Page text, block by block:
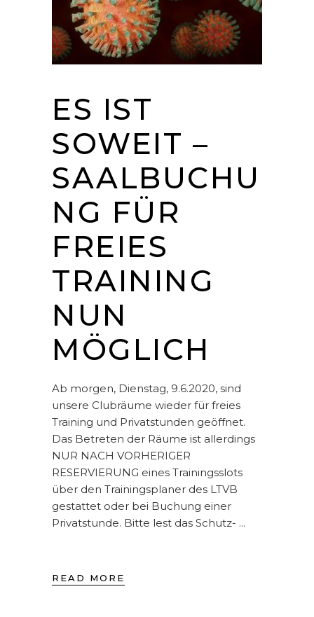
ES IST
SOWEIT –
SAALBUCHU
NG FÜR
FREIES
TRAINING
NUN
MÖGLICH
Ab morgen, Dienstag, 9.6.2020, sind
unsere Clubräume wieder für freies
Training und Privatstunden geöffnet.
Das Betreten der Räume ist allerdings
NUR NACH VORHERIGER
RESERVIERUNG eines Trainingsslots
über den Trainingsplaner des LTVB
gestattet oder bei Buchung einer
Privatstunde. Bitte lest das Schutz-
READ MORE